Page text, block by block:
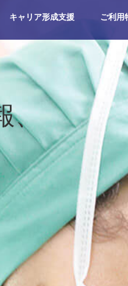
キャリア形成支援 ご利用
、